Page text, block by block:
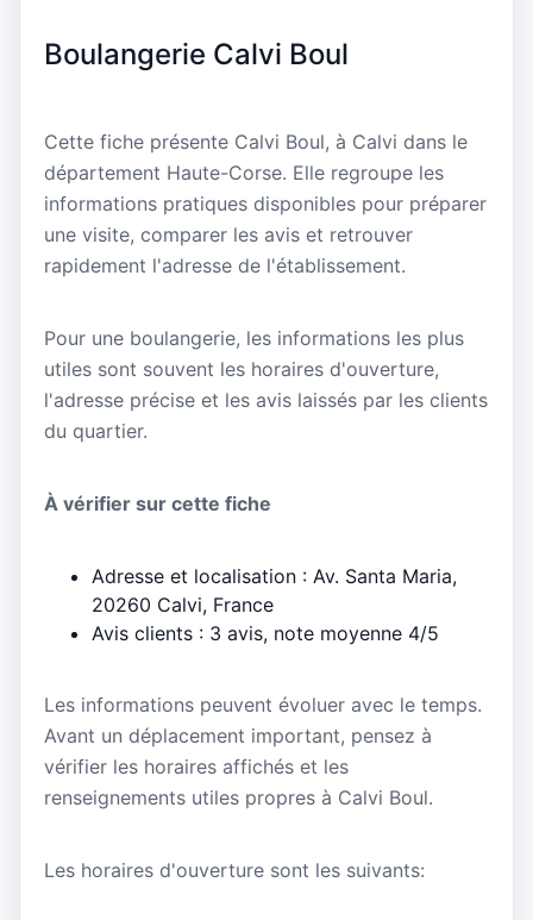
Boulangerie Calvi Boul
Cette fiche présente Calvi Boul, à Calvi dans le
département Haute-Corse. Elle regroupe les
informations pratiques disponibles pour préparer
une visite, comparer les avis et retrouver
rapidement l'adresse de l'établissement.
Pour une boulangerie, les informations les plus
utiles sont souvent les horaires d'ouverture,
l'adresse précise et les avis laissés par les clients
du quartier.
À vérifier sur cette fiche
Adresse et localisation : Av. Santa Maria,
20260 Calvi, France
Avis clients : 3 avis, note moyenne 4/5
Les informations peuvent évoluer avec le temps.
Avant un déplacement important, pensez à
vérifier les horaires affichés et les
renseignements utiles propres à Calvi Boul.
Les horaires d'ouverture sont les suivants: